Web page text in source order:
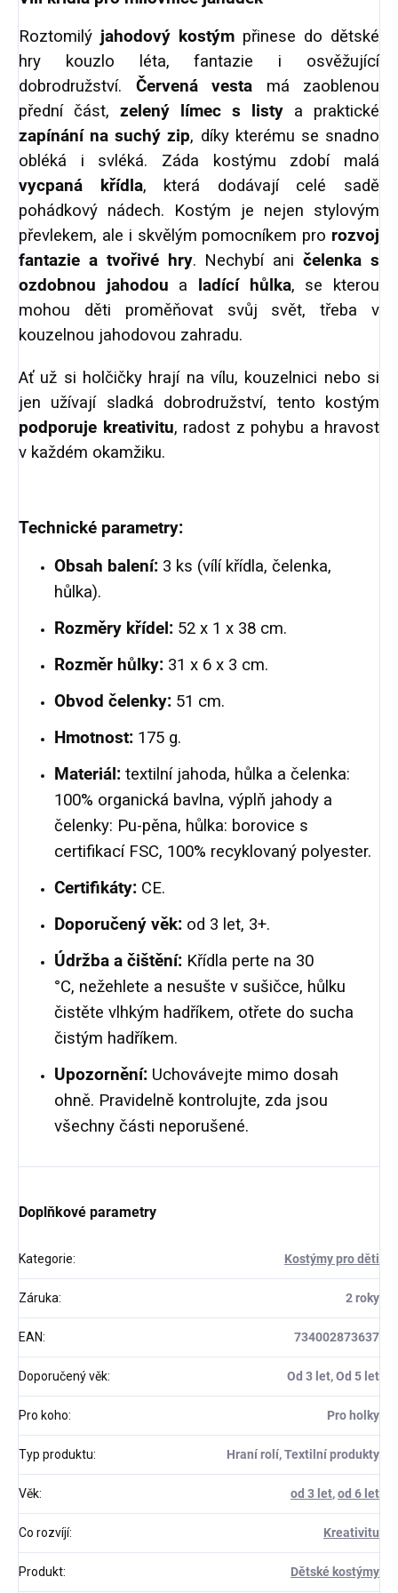
Roztomilý jahodový kostým přinese do dětské
hry kouzlo léta, fantazie i osvěžující
dobrodružství. Červená vesta má zaoblenou
přední část, zelený límec s listy a praktické
zapínání na suchý zip, díky kterému se snadno
obléká i svléká. Záda kostýmu zdobí malá
vycpaná křídla, která dodávají celé sadě
pohádkový nádech. Kostým je nejen stylovým
převlekem, ale i skvělým pomocníkem pro rozvoj
fantazie a tvořivé hry. Nechybí aničelenka s
ozdobnou jahodou a ladící hůlka, se kterou
mohou děti proměňovat svůj svět, třeba v
kouzelnou jahodovou zahradu.
Ať už si holčičky hrají na vílu, kouzelnici nebo si
jen užívají sladká dobrodružství, tento kostým
podporuje kreativitu, radost z pohybu a hravost
v každém okamžiku.
Technické parametry:
Obsah balení: 3 ks (vílí křídla, čelenka,
hůlka).
Rozměry křídel: 52 x 1 x 38 cm.
Rozměr hůlky: 31 x 6 x 3 cm.
Obvod čelenky: 51 cm.
Hmotnost: 175 g.
Materiál: textilní jahoda, hůlka a čelenka:
100% organická bavlna, výplň jahody a
čelenky: Pu-pěna, hůlka: borovice s
certifikací FSC, 100% recyklovaný polyester.
Certifikáty: CE.
Doporučený věk: od 3 let, 3+.
Údržba a čištění: Křídla perte na 30
°C, nežehlete a nesušte v sušičce, hůlku
čistěte vlhkým hadříkem, otřete do sucha
čistým hadříkem.
Upozornění: Uchovávejte mimo dosah
ohně. Pravidelně kontrolujte, zda jsou
všechny části neporušené.
Doplňkové parametry
Kategorie: Kostýmy pro děti
Záruka: 2 roky
EAN: 734002873637
Doporučený věk: Od 3 let, Od 5 let
Pro koho: Pro holky
Typ produktu: Hraní rolí, Textilní produkty
Věk: od 3 let,od 6 let
Co rozvíjí: Kreativitu
Produkt: Dětské kostýmy